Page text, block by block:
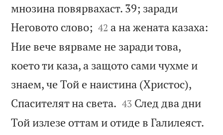
мнозина повярвахаст. 39; заради
Неговото слово; 

42 а на жената казаха:
Ние вече вярваме не заради това,
което ти каза, а защото сами чухме и
знаем, че Той е наистина (Христос),
Спасителят на света. 

43 След два дни
Той излезе оттам и отиде в Галилеяст.